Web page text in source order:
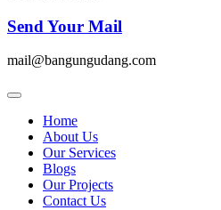
Send Your Mail
mail@bangungudang.com
Home
About Us
Our Services
Blogs
Our Projects
Contact Us